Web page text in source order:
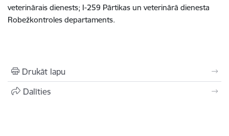
veterinārais dienests; I-259 Pārtikas un veterinārā dienesta
Robežkontroles departaments.
Drukāt lapu
Dalīties